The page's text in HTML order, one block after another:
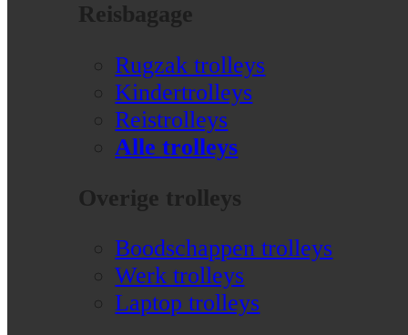
Reisbagage
Rugzak trolleys
Kindertrolleys
Reistrolleys
Alle trolleys
Overige trolleys
Boodschappen trolleys
Werk trolleys
Laptop trolleys